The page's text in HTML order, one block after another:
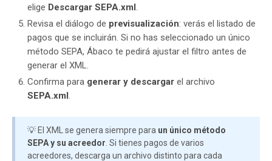
elige Descargar SEPA.xml .
Revisa el diálogo de previsualización: verás el listado de
pagos que se incluirán. Si no has seleccionado un único
método SEPA, Ábaco te pedirá ajustar el filtro antes de
generar el XML.
Confirma para generar y descargar el archivo
SEPA.xml .
💡 El XML se genera siempre para un único método
SEPA y su acreedor . Si tienes pagos de varios
acreedores, descarga un archivo distinto para cada